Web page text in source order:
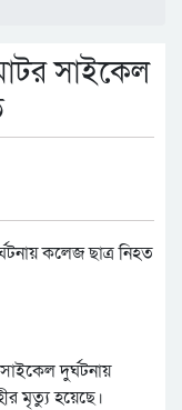
সাইকেল
দুর্ঘটনায়
মৃত্যু হয়েছে।